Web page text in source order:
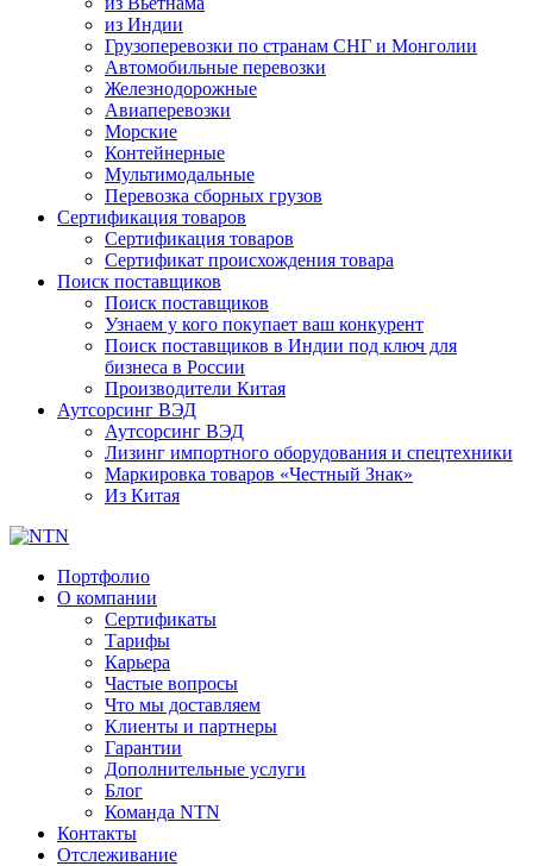
из Индии
Грузоперевозки по странам СНГ и Монголии
Автомобильные перевозки
Железнодорожные
Авиаперевозки
Морские
Контейнерные
Мультимодальные
Перевозка сборных грузов
Сертификация товаров
Сертификация товаров
Сертификат происхождения товара
Поиск поставщиков
Поиск поставщиков
Узнаем у кого покупает ваш конкурент
Поиск поставщиков в Индии под ключ для
бизнеса в России
Производители Китая
Аутсорсинг ВЭД
Аутсорсинг ВЭД
Лизинг импортного оборудования и спецтехники
Маркировка товаров «Честный Знак»
Из Китая
Портфолио
О компании
Сертификаты
Тарифы
Карьера
Частые вопросы
Что мы доставляем
Клиенты и партнеры
Гарантии
Дополнительные услуги
Блог
Команда NTN
Контакты
Отслеживание